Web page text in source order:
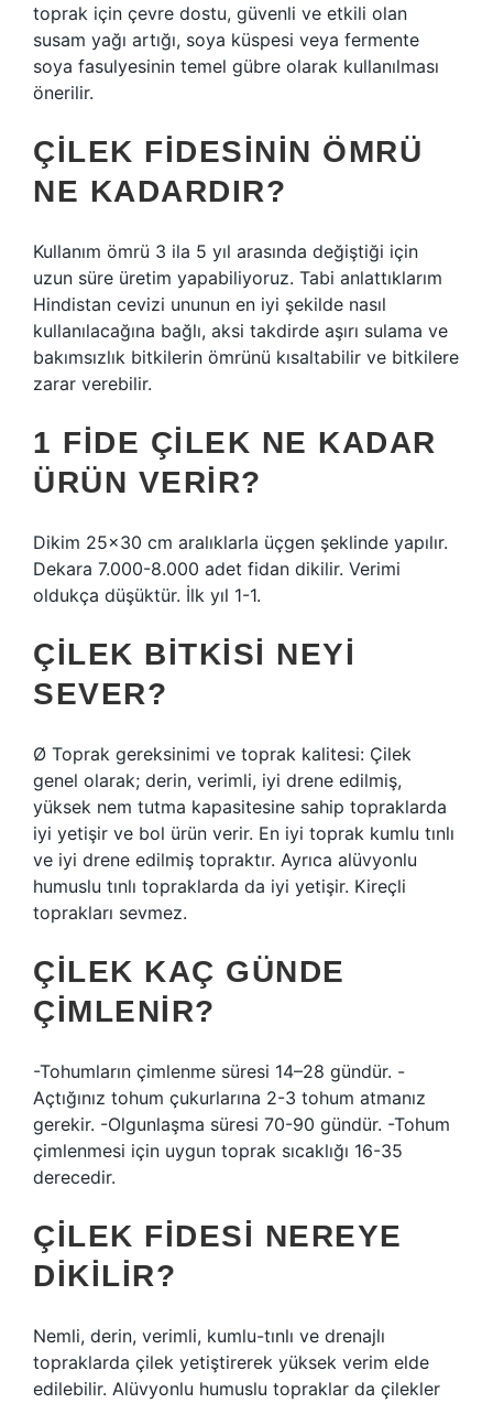
toprak için çevre dostu, güvenli ve etkili olan
susam yağı artığı, soya küspesi veya fermente
soya fasulyesinin temel gübre olarak kullanılması
önerilir.
ÇILEK FIDESININ ÖMRÜ
NE KADARDIR?
Kullanım ömrü 3 ila 5 yıl arasında değiştiği için
uzun süre üretim yapabiliyoruz. Tabi anlattıklarım
Hindistan cevizi ununun en iyi şekilde nasıl
kullanılacağına bağlı, aksi takdirde aşırı sulama ve
bakımsızlık bitkilerin ömrünü kısaltabilir ve bitkilere
zarar verebilir.
1 FIDE ÇILEK NE KADAR
ÜRÜN VERIR?
Dikim 25×30 cm aralıklarla üçgen şeklinde yapılır.
Dekara 7.000-8.000 adet fidan dikilir. Verimi
oldukça düşüktür. İlk yıl 1-1.
ÇILEK BITKISI NEYI
SEVER?
Ø Toprak gereksinimi ve toprak kalitesi: Çilek
genel olarak; derin, verimli, iyi drene edilmiş,
yüksek nem tutma kapasitesine sahip topraklarda
iyi yetişir ve bol ürün verir. En iyi toprak kumlu tınlı
ve iyi drene edilmiş topraktır. Ayrıca alüvyonlu
humuslu tınlı topraklarda da iyi yetişir. Kireçli
toprakları sevmez.
ÇILEK KAÇ GÜNDE
ÇIMLENIR?
-Tohumların çimlenme süresi 14–28 gündür. -
Açtığınız tohum çukurlarına 2-3 tohum atmanız
gerekir. -Olgunlaşma süresi 70-90 gündür. -Tohum
çimlenmesi için uygun toprak sıcaklığı 16-35
derecedir.
ÇILEK FIDESI NEREYE
DIKILIR?
Nemli, derin, verimli, kumlu-tınlı ve drenajlı
topraklarda çilek yetiştirerek yüksek verim elde
edilebilir. Alüvyonlu humuslu topraklar da çilekler